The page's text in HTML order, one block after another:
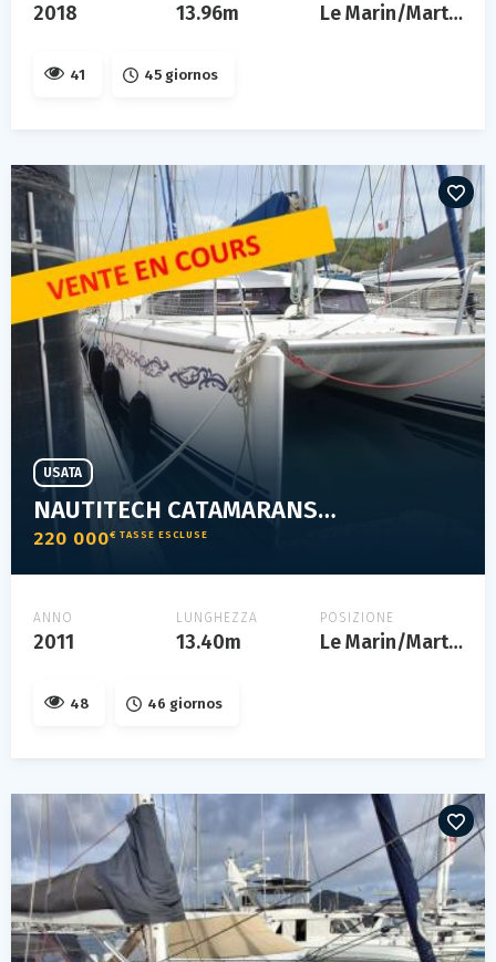
2018 13.96m Le Marin/Martinique
41 45 giornos
NAUTITECH CATAMARANS 442
220 000€ TASSE ESCLUSE
USATA
ANNO
2011
LUNGHEZZA
13.40m
POSIZIONE
Le Marin/Martinique
48 46 giornos